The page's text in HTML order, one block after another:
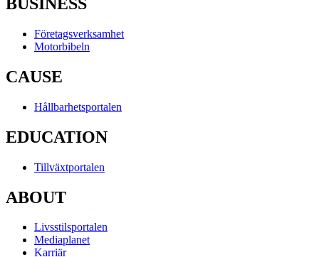
Företagsverksamhet
Motorbibeln
CAUSE
Hållbarhetsportalen
EDUCATION
Tillväxtportalen
ABOUT
Livsstilsportalen
Mediaplanet
Karriär